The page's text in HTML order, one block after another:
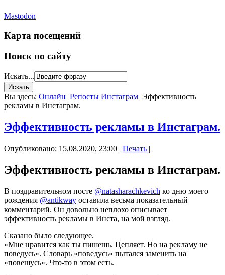
Mastodon
Карта посещений
Поиск по сайту
Искать...
Вы здесь: Онлайн Репосты Инстаграм Эффективность
рекламы в Инстаграм.
Эффективность рекламы в Инстаграм.
Опубликовано: 15.08.2020, 23:00 | Печать |
Эффективность рекламы в Инстаграм.
В поздравительном посте @natasharachkevich ко дню моего
рождения @antikway оставила весьма показательный
комментарий. Он довольно неплохо описывает
эффективность рекламы в Инста, на мой взгляд.
Сказано было следующее.
«Мне нравится как ты пишешь. Цепляет. Но на рекламу не
поведусь». Словарь «поведусь» пытался заменить на
«повешусь». Что-то в этом есть.